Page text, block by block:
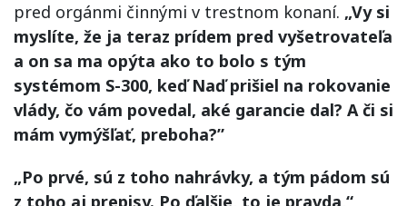
pred orgánmi činnými v trestnom konaní. „Vy si
myslíte, že ja teraz prídem pred vyšetrovateľa
a on sa ma opýta ako to bolo s tým
systémom S-300, keď Naď prišiel na rokovanie
vlády, čo vám povedal, aké garancie dal? A či si
mám vymýšľať, preboha?”
„Po prvé, sú z toho nahrávky, a tým pádom sú
z toho aj prepisy. Po ďalšie, to je pravda,“